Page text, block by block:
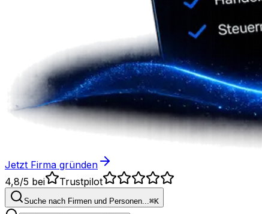
Jetzt Firma gründen
4,8/5 bei Trustpilot
Suche nach Firmen und Personen...⌘K